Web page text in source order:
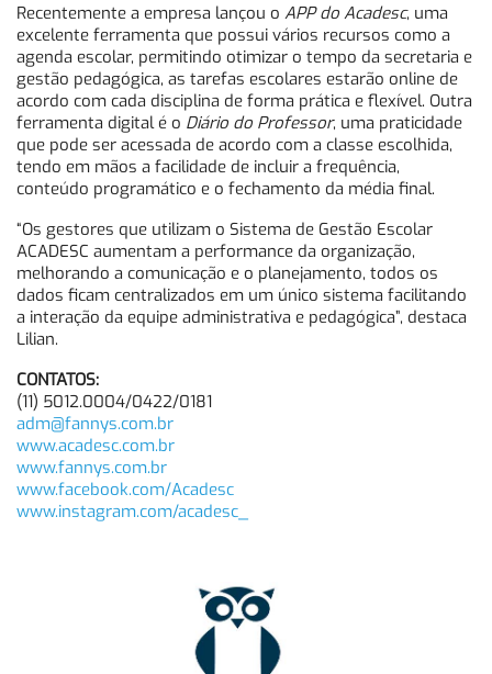
Recentemente a empresa lançou o APP do Acadesc, uma
excelente ferramenta que possui vários recursos como a
agenda escolar, permitindo otimizar o tempo da secretaria e
gestão pedagógica, as tarefas escolares estarão online de
acordo com cada disciplina de forma prática e flexível. Outra
ferramenta digital é o Diário do Professor, uma praticidade
que pode ser acessada de acordo com a classe escolhida,
tendo em mãos a facilidade de incluir a frequência,
conteúdo programático e o fechamento da média final.
“Os gestores que utilizam o Sistema de Gestão Escolar
ACADESC aumentam a performance da organização,
melhorando a comunicação e o planejamento, todos os
dados ficam centralizados em um único sistema facilitando
a interação da equipe administrativa e pedagógica”, destaca
Lilian.
CONTATOS:
(11) 5012.0004/0422/0181
adm@fannys.com.br
www.acadesc.com.br
www.fannys.com.br
www.facebook.com/Acadesc
www.instagram.com/acadesc_